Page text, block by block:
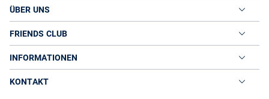
ÜBER UNS
FRIENDS CLUB
INFORMATIONEN
KONTAKT